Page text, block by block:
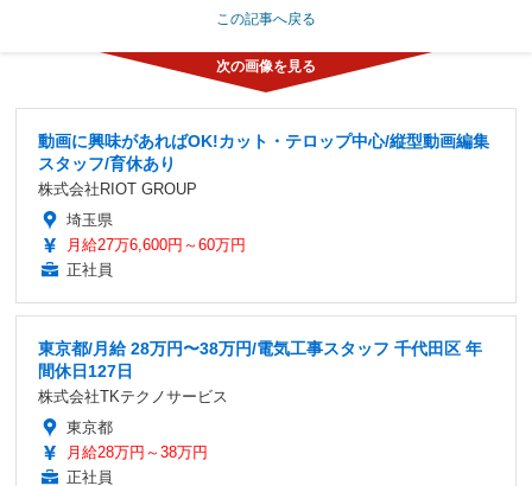
この記事へ戻る
動画に興味があればOK!カット・テロップ中心/縦型動画編集
スタッフ/育休あり
株式会社RIOT GROUP
埼玉県
月給27万6,600円～60万円
正社員
東京都/月給 28万円〜38万円/電気工事スタッフ 千代田区 年
間休日127日
株式会社TKテクノサービス
東京都
月給28万円～38万円
正社員